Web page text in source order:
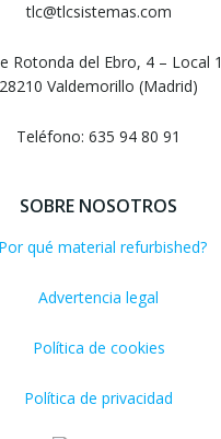
tlc@tlcsistemas.com
Rotonda del Ebro, 4 – Local 1
28210 Valdemorillo (Madrid)
Teléfono: 635 94 80 91
SOBRE NOSOTROS
qué material refurbished?
Advertencia legal
Política de cookies
Política de privacidad